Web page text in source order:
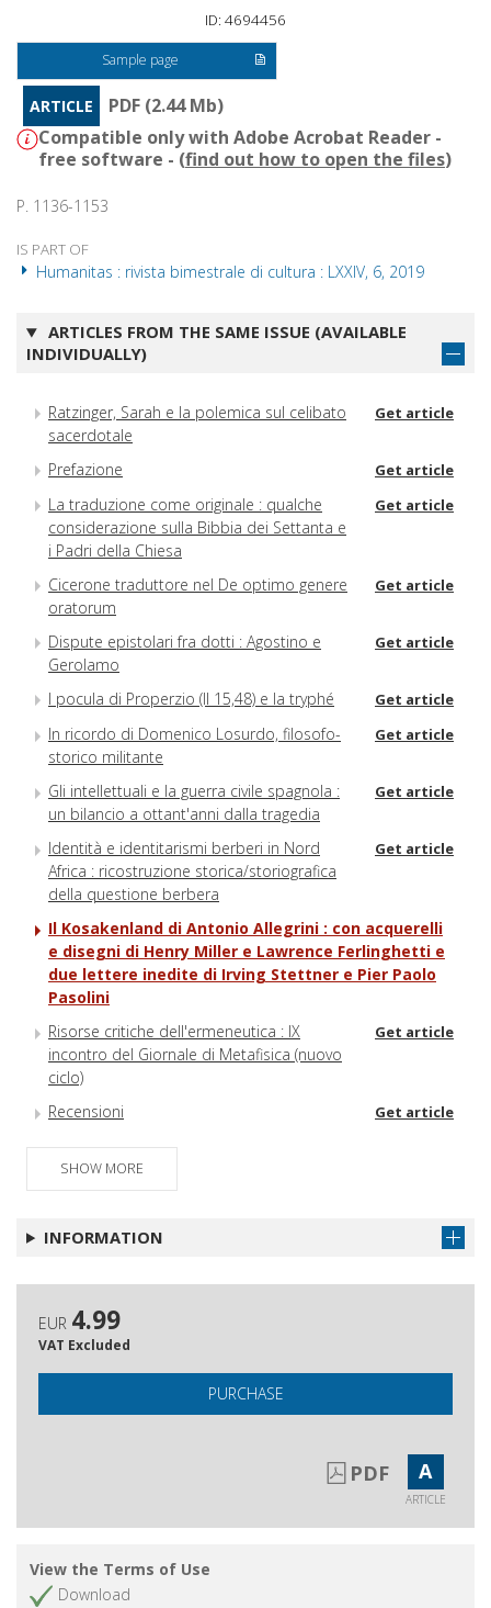
ID: 4694456
Sample page
ARTICLE
PDF (2.44 Mb)
Compatible only with Adobe Acrobat Reader -
free software - (find out how to open the files)
P. 1136-1153
IS PART OF
Humanitas : rivista bimestrale di cultura : LXXIV, 6, 2019
ARTICLES FROM THE SAME ISSUE (AVAILABLE
INDIVIDUALLY)
Ratzinger, Sarah e la polemica sul celibato
sacerdotale
Get article
Prefazione Get article
La traduzione come originale : qualche
considerazione sulla Bibbia dei Settanta e
i Padri della Chiesa
Get article
Cicerone traduttore nel De optimo genere
oratorum
Get article
Dispute epistolari fra dotti : Agostino e
Gerolamo
Get article
I pocula di Properzio (II 15,48) e la tryphé Get article
In ricordo di Domenico Losurdo, filosofo-
storico militante
Get article
Gli intellettuali e la guerra civile spagnola :
un bilancio a ottant'anni dalla tragedia
Get article
Identità e identitarismi berberi in Nord
Africa : ricostruzione storica/storiografica
della questione berbera
Get article
Il Kosakenland di Antonio Allegrini : con acquerelli
e disegni di Henry Miller e Lawrence Ferlinghetti e
due lettere inedite di Irving Stettner e Pier Paolo
Pasolini
Risorse critiche dell'ermeneutica : IX
incontro del Giornale di Metafisica (nuovo
ciclo)
Get article
Recensioni Get article
Libri ricevuti
SHOW MORE
INFORMATION
EUR 4.99
VAT Excluded
PURCHASE
PDF A
ARTICLE
View the Terms of Use
Download